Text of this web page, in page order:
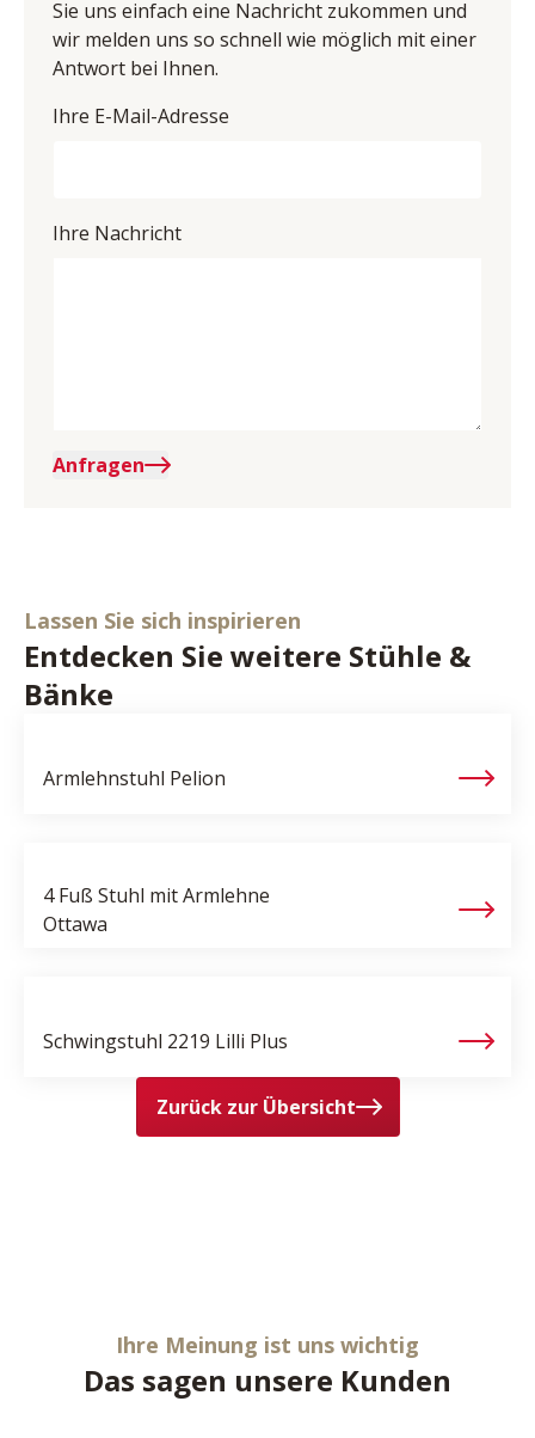
Sie uns einfach eine Nachricht zukommen und
wir melden uns so schnell wie möglich mit einer
Antwort bei Ihnen.
Ihre E-Mail-Adresse
Ihre Nachricht
Anfragen
Lassen Sie sich inspirieren
Entdecken Sie weitere Stühle &
Bänke
Armlehnstuhl Pelion
4 Fuß Stuhl mit Armlehne
Ottawa
Schwingstuhl 2219 Lilli Plus
Zurück zur Übersicht
Ihre Meinung ist uns wichtig
Das sagen unsere Kunden